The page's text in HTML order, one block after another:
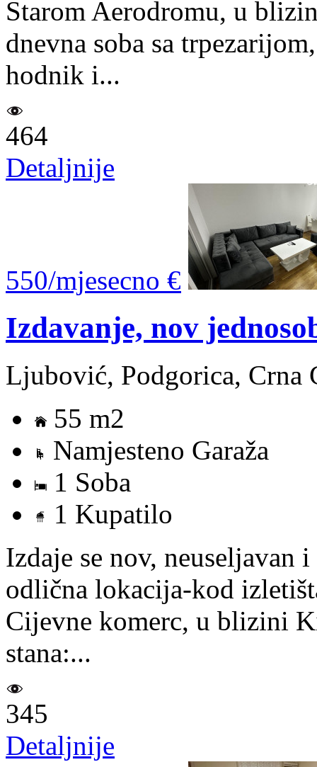
Starom Aerodromu, u
dnevna soba sa
hodnik i...
464
Detaljnije
550/mjesecno €
Izdavanje, nov
Ljubović, Podgorica, Crna
55 m2
Namjesteno Garaža
1 Soba
1 Kupatilo
Izdaje se nov, neuseljavan
odlična lokacija-kod
Cijevne komerc, u blizini
stana:...
345
Detaljnije